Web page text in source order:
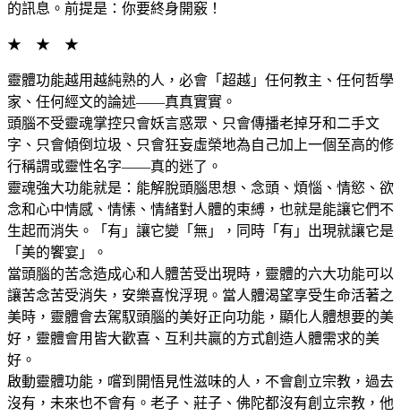
的訊息。前提是：你要終身開竅！
★ ★ ★
靈體功能越用越純熟的人，必會「超越」任何教主、任何哲學
家、任何經文的論述——真真實實。
頭腦不受靈魂掌控只會妖言惑眾、只會傳播老掉牙和二手文
字、只會傾倒垃圾、只會狂妄虛榮地為自己加上一個至高的修
行稱謂或靈性名字——真的迷了。
靈魂強大功能就是：能解脫頭腦思想、念頭、煩惱、情慾、欲
念和心中情感、情愫、情緒對人體的束縛，也就是能讓它們不
生起而消失。「有」讓它變「無」，同時「有」出現就讓它是
「美的饗宴」。
當頭腦的苦念造成心和人體苦受出現時，靈體的六大功能可以
讓苦念苦受消失，安樂喜悅浮現。當人體渴望享受生命活著之
美時，靈體會去駕馭頭腦的美好正向功能，顯化人體想要的美
好，靈體會用皆大歡喜、互利共贏的方式創造人體需求的美
好。
啟動靈體功能，嚐到開悟見性滋味的人，不會創立宗教，過去
沒有，未來也不會有。老子、莊子、佛陀都沒有創立宗教，他